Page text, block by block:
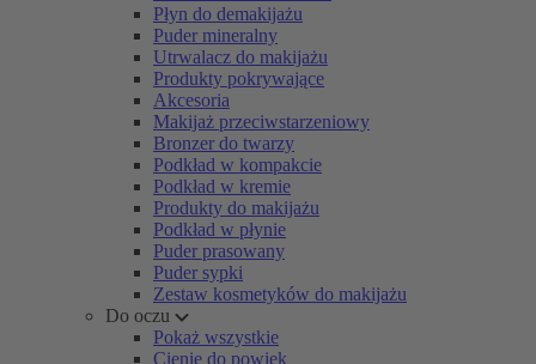
Płyn do demakijażu
Puder mineralny
Utrwalacz do makijażu
Produkty pokrywające
Akcesoria
Makijaż przeciwstarzeniowy
Bronzer do twarzy
Podkład w kompakcie
Podkład w kremie
Produkty do makijażu
Podkład w płynie
Puder prasowany
Puder sypki
Zestaw kosmetyków do makijażu
Do oczu
Pokaż wszystkie
Cienie do powiek